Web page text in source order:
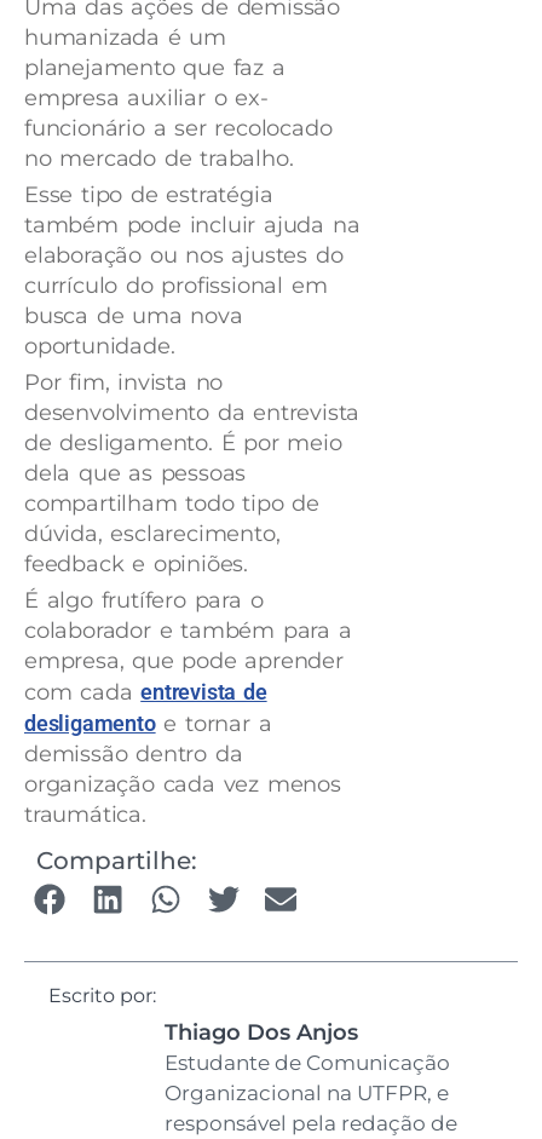
Uma das ações de demissão
humanizada é um
planejamento que faz a
empresa auxiliar o ex-
funcionário a ser recolocado
no mercado de trabalho.
Esse tipo de estratégia
também pode incluir ajuda na
elaboração ou nos ajustes do
currículo do profissional em
busca de uma nova
oportunidade.
Por fim, invista no
desenvolvimento da entrevista
de desligamento. É por meio
dela que as pessoas
compartilham todo tipo de
dúvida, esclarecimento,
feedback e opiniões.
É algo frutífero para o
colaborador e também para a
empresa, que pode aprender
com cadaentrevista de
desligamentoe tornar a
demissão dentro da
organização cada vez menos
traumática.
Compartilhe:
Escrito por:
Thiago Dos Anjos
Estudante de
Comunicação
Organizacional na